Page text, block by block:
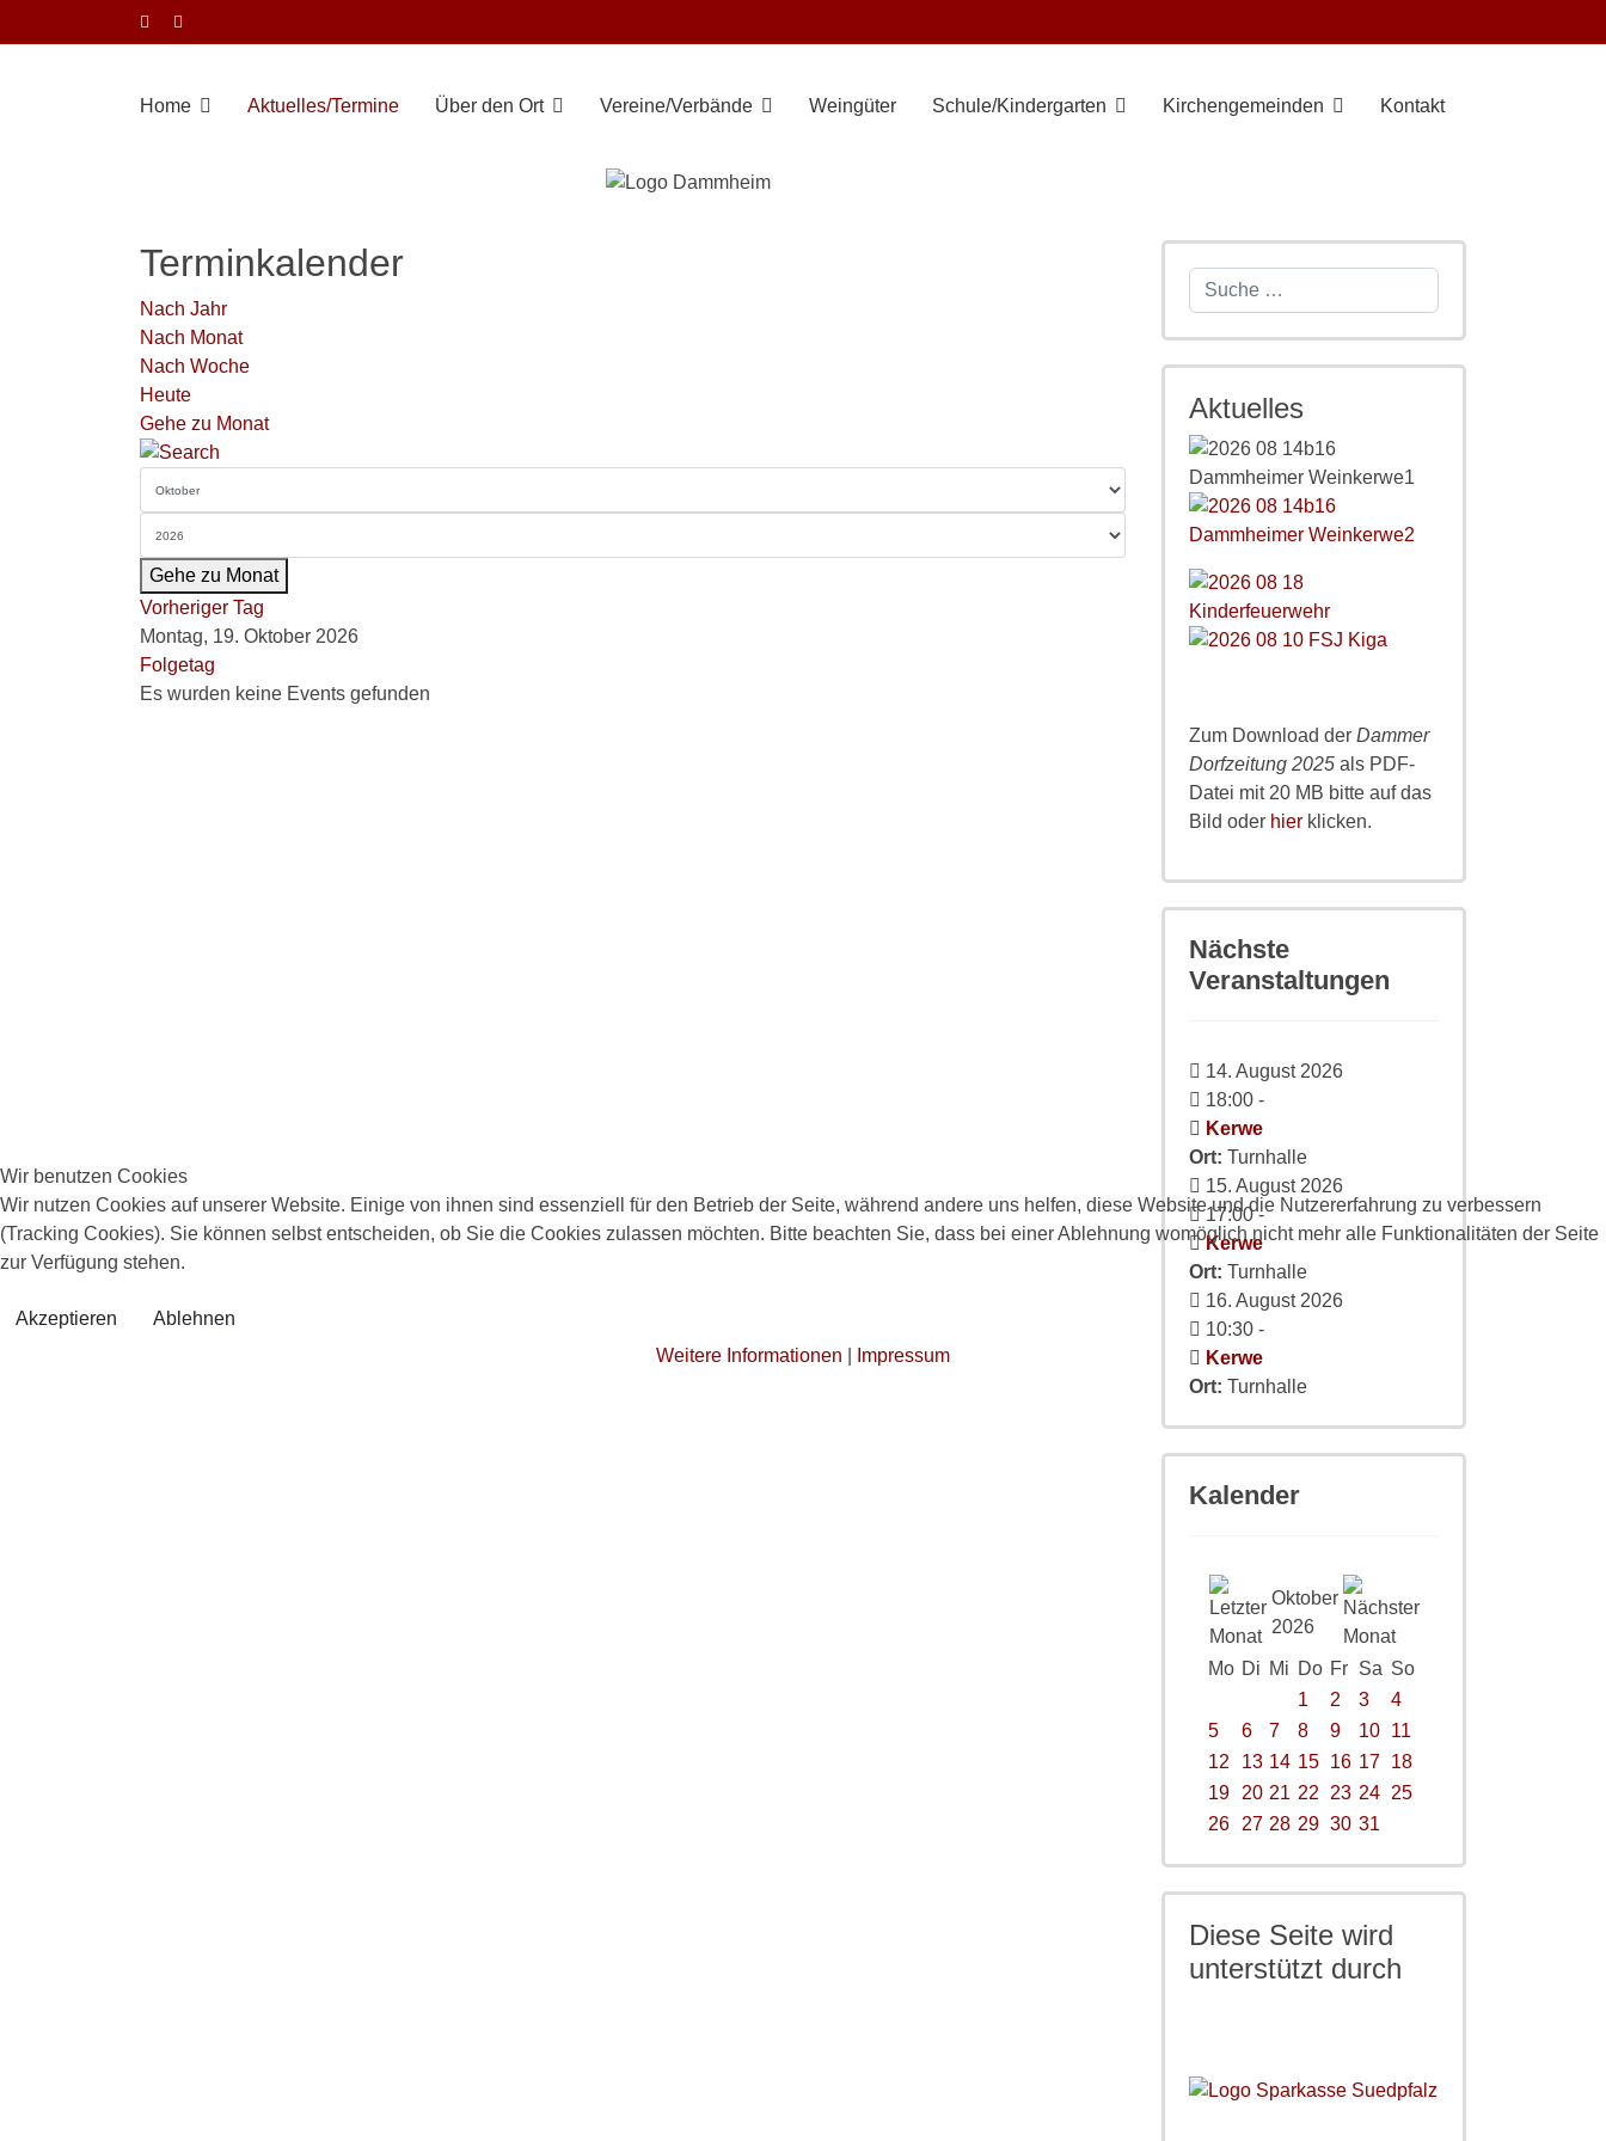
Home Aktuelles/Termine Über den Ort Vereine/Verbände Weingüter Schule/Kindergarten Kirchengemeinden Kontakt
Terminkalender
Nach Jahr
Nach Monat
Nach Woche
Heute
Gehe zu Monat
Gehe zu Monat
Vorheriger Tag
Montag, 19. Oktober 2026
Folgetag
Es wurden keine Events gefunden
Suchen
Aktuelles
Zum Download der Dammer
Dorfzeitung 2025 als PDF-
Datei mit 20 MB bitte auf das
Bild oder hier klicken.
Nächste
Veranstaltungen
14. August 2026
18:00 -
Kerwe
Ort: Turnhalle
15. August 2026
17:00-
Kerwe
Ort: Turnhalle
16. August 2026
10:30 -
Kerwe
Ort: Turnhalle
Kalender
Oktober
2026
Mo Di Mi Do Fr Sa So
1
2 3
4
5
6 7 8 9 10
11
12
13 14 15 16 17
18
19
20 21 22 23 24
25
26
27 28 29 30 31
Diese Seite wird
unterstützt durch
Wir benutzen Cookies
Wir nutzen Cookies auf unserer Website. Einige von ihnen sind essenziell für den Betrieb der Seite, während andere uns helfen, diese Website und die Nutzererfahrung zu verbessern
(Tracking Cookies). Sie können selbst entscheiden, ob Sie die Cookies zulassen möchten. Bitte beachten Sie, dass bei einer Ablehnung womöglich nicht mehr alle Funktionalitäten der Seite
zur Verfügung stehen.
Akzeptieren
Ablehnen
Weitere Informationen
Impressum